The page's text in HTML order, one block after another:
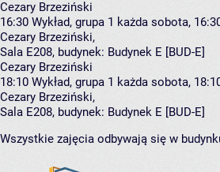
Cezary Brzeziński
16:30 Wykład, grupa 1 każda sobota,
Cezary Brzeziński,
Sala E208, budynek: Budynek E [BUD-E]
Cezary Brzeziński
18:10 Wykład, grupa 1 każda sobota,
Cezary Brzeziński,
Sala E208, budynek: Budynek E [BUD-E]
Wszystkie zajęcia odbywają się w